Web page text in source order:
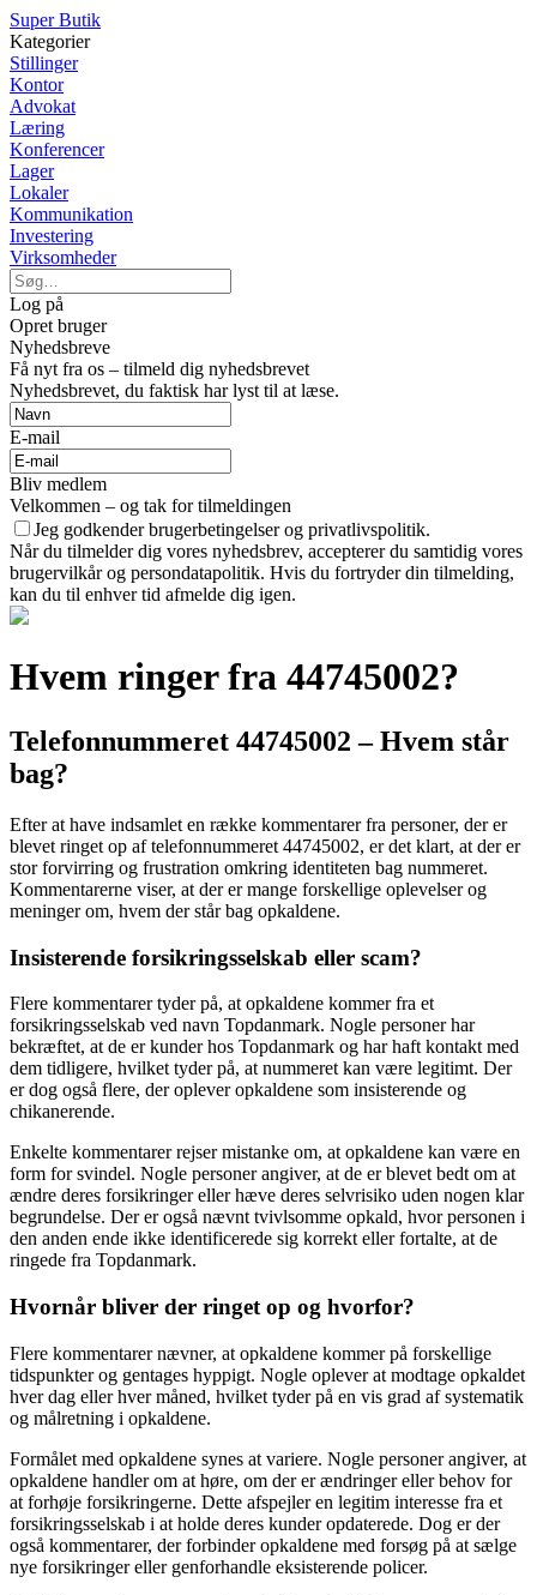
Super Butik
Kategorier
Stillinger
Kontor
Advokat
Læring
Konferencer
Lager
Lokaler
Kommunikation
Investering
Virksomheder
Log på
Opret bruger
Nyhedsbreve
Få nyt fra os – tilmeld dig nyhedsbrevet
Nyhedsbrevet, du faktisk har lyst til at læse.
E-mail
Bliv medlem
Velkommen – og tak for tilmeldingen
Jeg godkender brugerbetingelser og privatlivspolitik.
Når du tilmelder dig vores nyhedsbrev, accepterer du samtidig vores
brugervilkår og persondatapolitik. Hvis du fortryder din tilmelding,
kan du til enhver tid afmelde dig igen.
Hvem ringer fra 44745002?
Telefonnummeret 44745002 – Hvem står
bag?
Efter at have indsamlet en række kommentarer fra personer, der er
blevet ringet op af telefonnummeret 44745002, er det klart, at der er
stor forvirring og frustration omkring identiteten bag nummeret.
Kommentarerne viser, at der er mange forskellige oplevelser og
meninger om, hvem der står bag opkaldene.
Insisterende forsikringsselskab eller scam?
Flere kommentarer tyder på, at opkaldene kommer fra et
forsikringsselskab ved navn Topdanmark. Nogle personer har
bekræftet, at de er kunder hos Topdanmark og har haft kontakt med
dem tidligere, hvilket tyder på, at nummeret kan være legitimt. Der
er dog også flere, der oplever opkaldene som insisterende og
chikanerende.
Enkelte kommentarer rejser mistanke om, at opkaldene kan være en
form for svindel. Nogle personer angiver, at de er blevet bedt om at
ændre deres forsikringer eller hæve deres selvrisiko uden nogen klar
begrundelse. Der er også nævnt tvivlsomme opkald, hvor personen i
den anden ende ikke identificerede sig korrekt eller fortalte, at de
ringede fra Topdanmark.
Hvornår bliver der ringet op og hvorfor?
Flere kommentarer nævner, at opkaldene kommer på forskellige
tidspunkter og gentages hyppigt. Nogle oplever at modtage opkaldet
hver dag eller hver måned, hvilket tyder på en vis grad af systematik
og målretning i opkaldene.
Formålet med opkaldene synes at variere. Nogle personer angiver, at
opkaldene handler om at høre, om der er ændringer eller behov for
at forhøje forsikringerne. Dette afspejler en legitim interesse fra et
forsikringsselskab i at holde deres kunder opdaterede. Dog er der
også kommentarer, der forbinder opkaldene med forsøg på at sælge
nye forsikringer eller genforhandle eksisterende policer.